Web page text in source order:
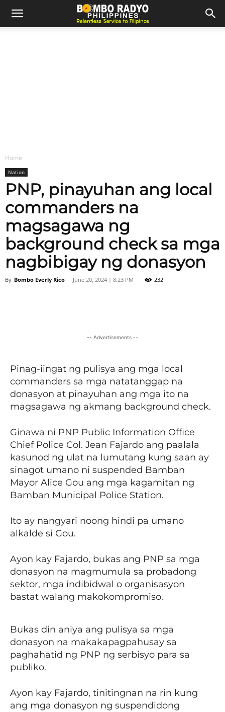
Home
Nation
PNP, pinayuhan ang local
commanders na
magsagawa ng
background check sa mga
nagbibigay ng donasyon
By Bombo Everly Rico - June 20, 2024 | 8:23 PM 232
-- Advertisements --
Pinag-iingat ng pulisya ang mga local
commanders sa mga natatanggap na
donasyon at pinayuhan ang mga ito na
magsagawa ng akmang background check.
Ginawa ni PNP Public Information Office
Chief Police Col. Jean Fajardo ang paalala
kasunod ng ulat na lumutang kung saan ay
sinagot umano ni suspended Bamban
Mayor Alice Gou ang mga kagamitan ng
Bamban Municipal Police Station.
Ito ay nangyari noong hindi pa umano
alkalde si Gou.
Ayon kay Fajardo, bukas ang PNP sa mga
donasyon na magmumula sa probadong
sektor, mga indibidwal o organisasyon
bastat walang makokompromiso.
Bukas din aniya ang pulisya sa mga
donasyon na makakapagpahusay sa
paghahatid ng PNP ng serbisyo para sa
publiko.
Ayon kay Fajardo, tinitingnan na rin kung
ang mga donasyon ng suspendidong